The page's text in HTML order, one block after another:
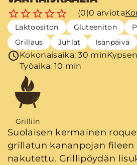
(0)0 arviota
Laktoositon Gluteeniton
Grillaus
Juhlat Isänpäivä
Kokonaisaika: 30 min
Työaika: 10 min
Grilliin
Suolaisen kermainen
grillatun kananpojan
nakutettu. Grillipöydän